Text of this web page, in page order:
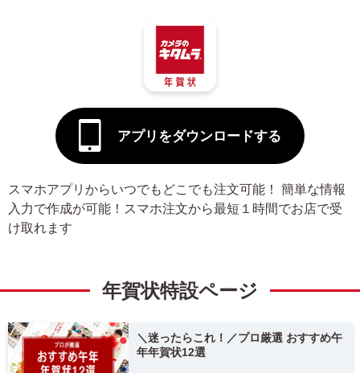
色
タグ
デザインテイスト
干支(午年) おしゃれ
かわいい
ナチュラル カジュアル
アプリをダウンロードする
スマホアプリからいつでもどこでも注文可能！ 簡単な情報
入力で作成が可能！スマホ注文から最短１時間でお店で受
け取れます
年賀状特設ページ
＼迷ったらこれ！／プロ厳選 おすすめ午
年年賀状12選